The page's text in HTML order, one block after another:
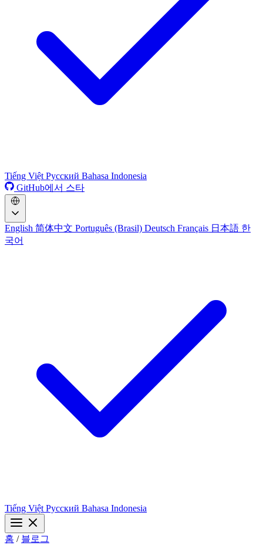
Tiếng Việt Русский Bahasa Indonesia
GitHub에서 스타
English 简体中文 Português (Brasil) Deutsch Français 日本語 한
국어
Tiếng Việt Русский Bahasa Indonesia
홈 / 블로그